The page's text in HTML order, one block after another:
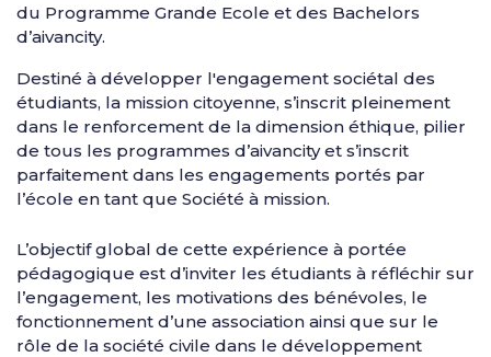
du Programme Grande Ecole et des Bachelors
d’aivancity.
Destiné à développer l'engagement sociétal des
étudiants, la mission citoyenne, s’inscrit pleinement
dans le renforcement de la dimension éthique, pilier
de tous les programmes d’aivancity et s’inscrit
parfaitement dans les engagements portés par
l’école en tant que Société à mission.
L’objectif global de cette expérience à portée
pédagogique est d’inviter les étudiants à réfléchir sur
l’engagement, les motivations des bénévoles, le
fonctionnement d’une association ainsi que sur le
rôle de la société civile dans le développement